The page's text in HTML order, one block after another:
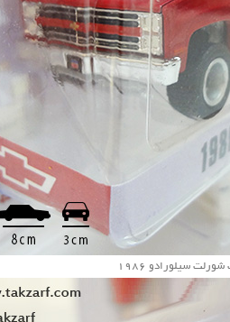
سیلورادو 1986